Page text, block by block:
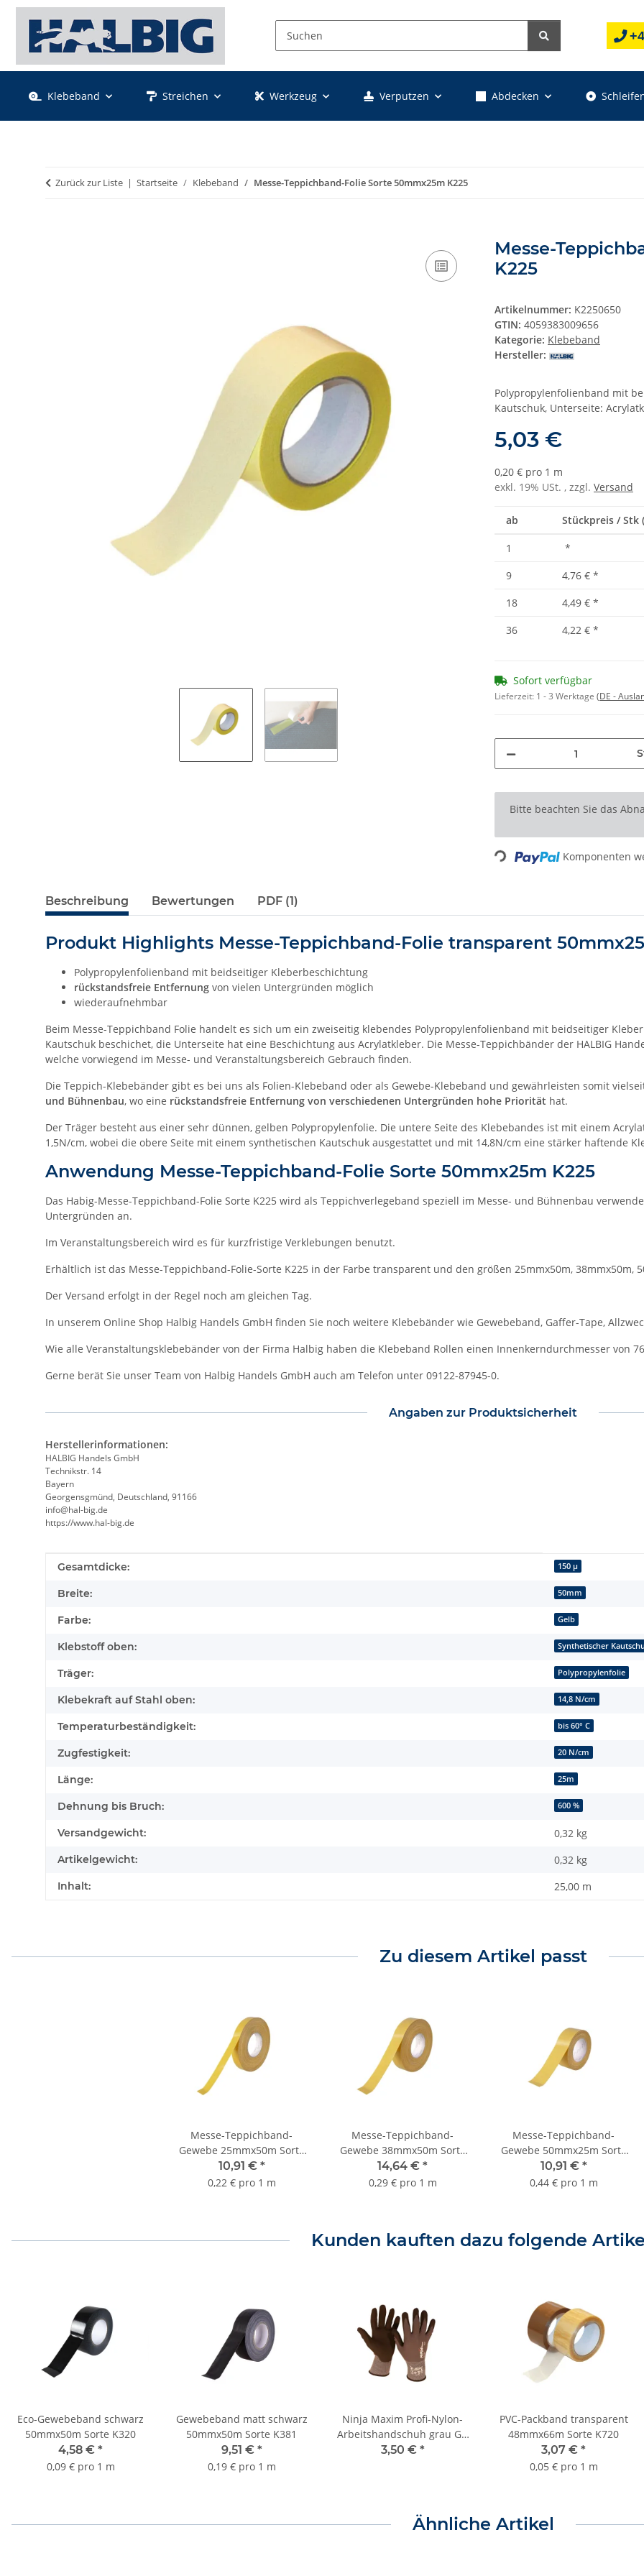
Klebeband Streichen Werkzeug Verputzen Abdecken
Zurück zur Liste Startseite Klebeband Messe-Teppichband-Folie Sorte 50mmx25m K225
Messe-
K225
Artikelnummer: K2250650
GTIN: 4059383009656
Kategorie: Klebeband
Hersteller:
Polypropylenfolienband mit
Kautschuk, Unterseite:
5,03 €
0,20 € pro 1 m
exkl. 19% USt. , zzgl. Versand
ab Stückpreis / Stk
1
*
9
4,76 € *
18
4,49 € *
36
4,22 € *
Sofort verfügbar
Lieferzeit: 1 - 3 Werktage (DE -
x
Bitte beachten Sie das
Loading... Komponenten
Beschreibung Bewertungen PDF (1)
Produkt Highlights Messe-Teppichband-Folie transparent
Polypropylenfolienband mit beidseitiger Kleberbeschichtung
rückstandsfreie Entfernung von vielen Untergründen möglich
wiederaufnehmbar
Beim Messe-Teppichband Folie handelt es sich um ein zweiseitig klebendes Polypropylenfolienband mit beidseitiger
Kautschuk beschichet, die Unterseite hat eine Beschichtung aus Acrylatkleber. Die Messe-Teppichbänder der HALBIG
welche vorwiegend im Messe- und Veranstaltungsbereich Gebrauch finden.
Die Teppich-Klebebänder gibt es bei uns als Folien-Klebeband oder als Gewebe-Klebeband und gewährleisten somit
und Bühnenbau, wo eine rückstandsfreie Entfernung von verschiedenen Untergründen hohe Priorität hat.
Der Träger besteht aus einer sehr dünnen, gelben Polypropylenfolie. Die untere Seite des Klebebandes ist mit einem
1,5N/cm, wobei die obere Seite mit einem synthetischen Kautschuk ausgestattet und mit 14,8N/cm eine stärker haftende
Anwendung Messe-Teppichband-Folie Sorte 50mmx25m K225
Das Habig-Messe-Teppichband-Folie Sorte K225 wird als Teppichverlegeband speziell im Messe- und Bühnenbau
Untergründen an.
Im Veranstaltungsbereich wird es für kurzfristige Verklebungen benutzt.
Erhältlich ist das Messe-Teppichband-Folie-Sorte K225 in der Farbe transparent und den größen 25mmx50m,
Der Versand erfolgt in der Regel noch am gleichen Tag.
In unserem Online Shop Halbig Handels GmbH finden Sie noch weitere Klebebänder wie Gewebeband, Gaffer-Tape,
Wie alle Veranstaltungsklebebänder von der Firma Halbig haben die Klebeband Rollen einen Innenkerndurchmesser von
Gerne berät Sie unser Team von Halbig Handels GmbH auch am Telefon unter 09122-87945-0.
Angaben zur Produktsicherheit
Herstellerinformationen:
HALBIG Handels GmbH
Technikstr. 14
Bayern
Georgensgmünd, Deutschland, 91166
info@hal-big.de
https://www.hal-big.de
Produkteigenschaft
Wert
Gesamtdicke: 150 µ
Breite: 50mm
Farbe: Gelb
Klebstoff oben: Synthetischer
Träger: Polypropylenfolie
Klebekraft auf Stahl oben: 14,8 N/cm
Temperaturbeständigkeit: bis 60° C
Zugfestigkeit: 20 N/cm
Länge: 25m
Dehnung bis Bruch: 600 %
Versandgewicht: 0,32 kg
Artikelgewicht: 0,32 kg
Inhalt: 25,00 m
Zu diesem Artikel passt
Messe-Teppichband-
Gewebe 25mmx50m Sorte
K230
10,91 € *
0,22 € pro 1 m
Messe-Teppichband-
Gewebe 38mmx50m Sorte
K230
14,64 € *
0,29 € pro 1 m
Messe-Teppichband-
Gewebe 50mmx25m Sorte
K230
10,91 € *
0,44 € pro 1 m
Kunden kauften dazu folgende
Eco-Gewebeband schwarz
50mmx50m Sorte K320
4,58 € *
0,09 € pro 1 m
Gewebeband matt schwarz
50mmx50m Sorte K381
9,51 € *
0,19 € pro 1 m
Ninja Maxim Profi-Nylon-
Arbeitshandschuh grau Gr.
9
3,50 € *
PVC-Packband transparent
48mmx66m Sorte K720
3,07 € *
0,05 € pro 1 m
Ähnliche Artikel